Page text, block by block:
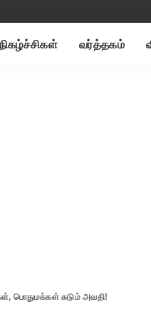
நிகழ்ச்சிகள் வர்த்தகம்
பொதுமக்கள் கடும் அவதி!